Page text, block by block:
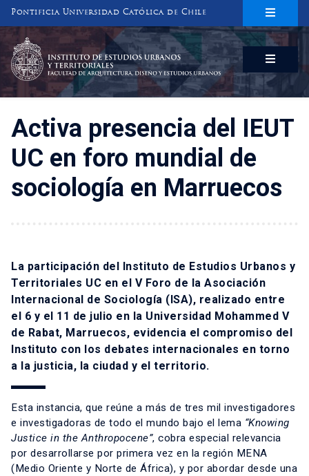
Pontificia Universidad Católica de Chile
INSTITUTO DE ESTUDIOS URBANOS
Y TERRITORIALES
FACULTAD DE ARQUITECTURA, DISEÑO Y ESTUDIOS URBANOS
Activa presencia del IEUT
UC en foro mundial de
sociología en Marruecos
La participación del Instituto de Estudios Urbanos y
Territoriales UC en el V Foro de la Asociación
Internacional de Sociología (ISA), realizado entre
el 6 y el 11 de julio en la Universidad Mohammed V
de Rabat, Marruecos, evidencia el compromiso del
Instituto con los debates internacionales en torno
a la justicia, la ciudad y el territorio.
Esta instancia, que reúne a más de tres mil investigadores
e investigadoras de todo el mundo bajo el lema “Knowing
Justice in the Anthropocene”, cobra especial relevancia
por desarrollarse por primera vez en la región MENA
(Medio Oriente y Norte de África), y por abordar desde una